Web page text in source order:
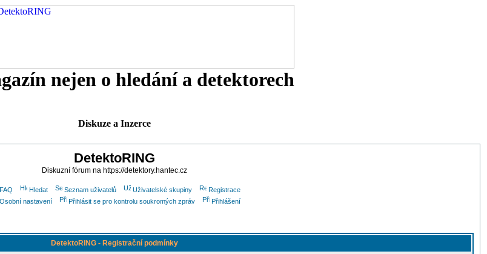
nejen o hledání a detektorech
Diskuze a Inzerce
DetektoRING
Diskuzní fórum na https://detektory.hantec.cz
FAQ Hledat Seznam uživatelů Uživatelské skupiny
Registrace
Osobní nastavení
Přihlásit se pro kontrolu soukromých zpráv Přihlášení
DetektoRING - Registrační podmínky